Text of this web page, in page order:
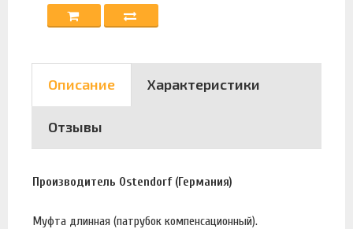
Описание Характеристики
Отзывы
Производитель Ostendorf (Германия)
Муфта длинная (патрубок компенсационный).